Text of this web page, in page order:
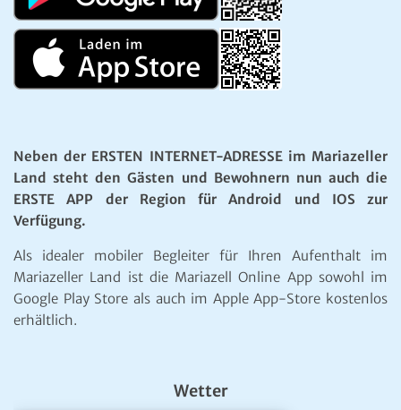
Neben der ERSTEN INTERNET-ADRESSE im Mariazeller
Land steht den Gästen und Bewohnern nun auch die
ERSTE APP der Region für Android und IOS zur
Verfügung.
Als idealer mobiler Begleiter für Ihren Aufenthalt im
Mariazeller Land ist die Mariazell Online App sowohl im
Google Play Store als auch im Apple App-Store kostenlos
erhältlich.
Wetter